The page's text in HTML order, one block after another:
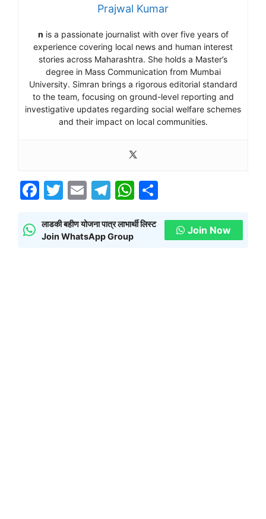
Prajwal Kumar
n is a passionate journalist with over five years of
experience covering local news and human interest
stories across Maharashtra. She holds a Master’s
degree in Mass Communication from Mumbai
University. Simran brings a rigorous editorial standard
to the team, focusing on ground-level reporting and
investigative updates regarding social welfare schemes
and their impact on local communities.
F
c
e
T
itt
er
E
ai
l
T
e
gr
W
at ar
e
लाडकी बहीण योजना पात्र लाभार्थी लिस्ट
Join WhatsApp Group
Join Now